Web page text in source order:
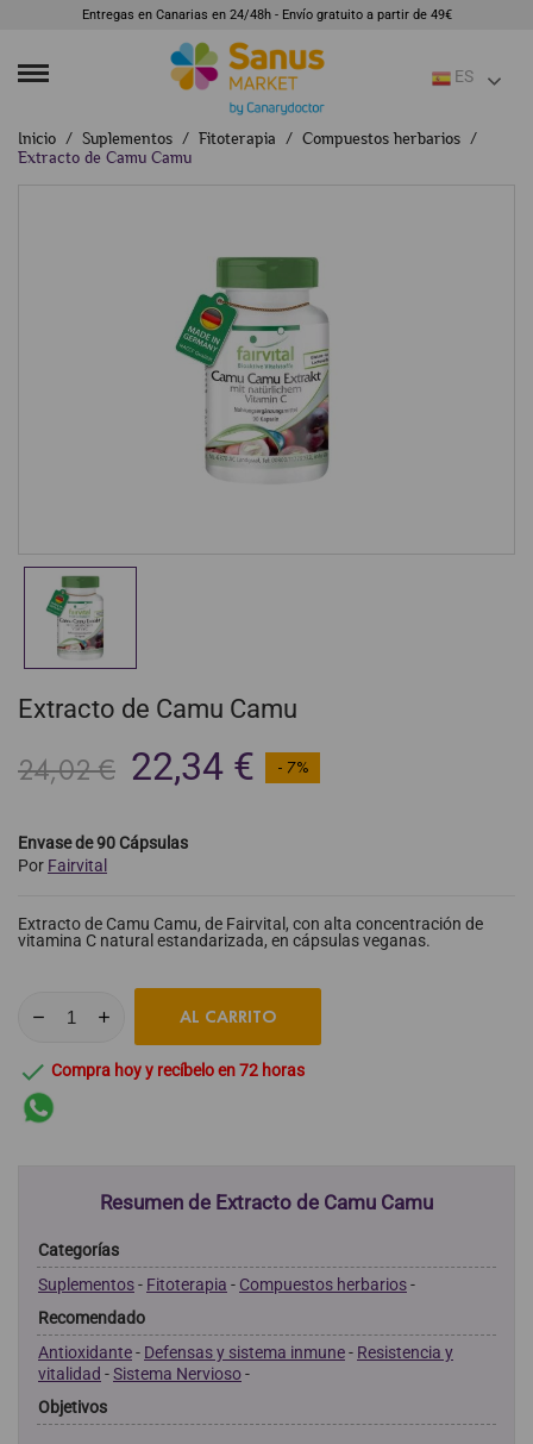
Entregas en Canarias en 24/48h - Envío gratuito a partir de 49€
ES
Inicio Suplementos Fitoterapia
Compuestos herbarios
Extracto de Camu Camu
Extracto de Camu Camu
24,02 € 22,34 € - 7%
Envase de 90 Cápsulas
Por Fairvital
Extracto de Camu Camu, de Fairvital, con alta concentración de
vitamina C natural estandarizada, en cápsulas veganas.
AL CARRITO
 Compra hoy y recíbelo en 72 horas
Resumen de Extracto de Camu Camu
Categorías
Suplementos- Fitoterapia - Compuestos herbarios-
Recomendado
Antioxidante- Defensas y sistema inmune- Resistencia y
vitalidad -Sistema Nervioso-
Objetivos